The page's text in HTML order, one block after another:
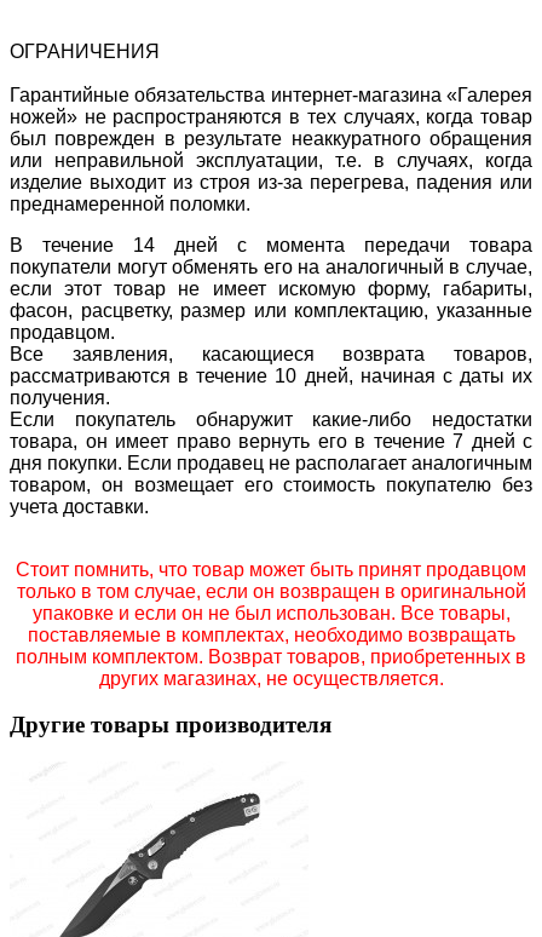
ОГРАНИЧЕНИЯ
Гарантийные обязательства интернет-магазина «Галерея
ножей» не распространяются в тех случаях, когда товар
был поврежден в результате неаккуратного обращения
или неправильной эксплуатации, т.е. в случаях, когда
изделие выходит из строя из-за перегрева, падения или
преднамеренной поломки.
В течение 14 дней с момента передачи товара
покупатели могут обменять его на аналогичный в случае,
если этот товар не имеет искомую форму, габариты,
фасон, расцветку, размер или комплектацию, указанные
продавцом.
Все заявления, касающиеся возврата товаров,
рассматриваются в течение 10 дней, начиная с даты их
получения.
Если покупатель обнаружит какие-либо недостатки
товара, он имеет право вернуть его в течение 7 дней с
дня покупки. Если продавец не располагает аналогичным
товаром, он возмещает его стоимость покупателю без
учета доставки.
Стоит помнить, что товар может быть принят продавцом
только в том случае, если он возвращен в оригинальной
упаковке и если он не был использован. Все товары,
поставляемые в комплектах, необходимо возвращать
полным комплектом. Возврат товаров, приобретенных в
других магазинах, не осуществляется.
Другие товары производителя